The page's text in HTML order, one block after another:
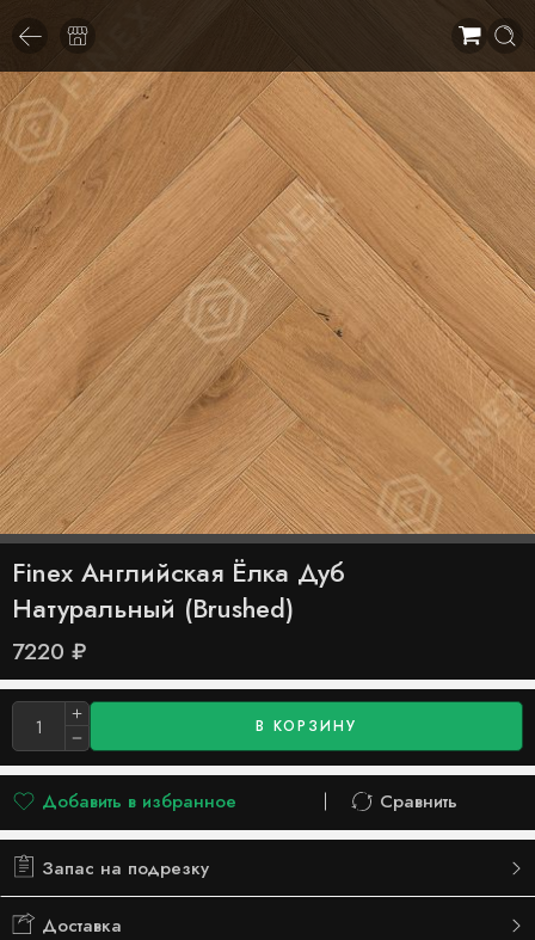
Finex Английская Ёлка Дуб
Натуральный (Brushed)
7220 ₽
В КОРЗИНУ
Добавить в избранное
Добавлено в список желаний
Сравнить
Сравнить
Запас на подрезку
Доставка